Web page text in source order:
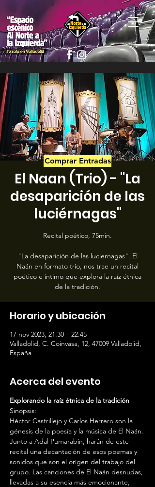
El Naan (Trio) - "La
desaparición de las
luciérnagas"
Recital poético, 75min.
"La desaparición de las luciernagas". El
Naán en formato trio, nos trae un recital
poético e íntimo que explora la raíz étnica
de la tradición.
Horario y ubicación
17 nov 2023, 21:30 – 22:45
Valladolid, C. Coinvasa, 12, 47009 Valladolid,
España
Acerca del evento
Explorando la raíz étnica de la tradición
Sinopsis:
Héctor Castrillejo y Carlos Herrero son la
génesis de la poesía y la música de El Naán.
Junto a Adal Pumarabin, harán de este
recital una decantación de esos poemas y
sonidos que son el orígen del trabajo del
grupo. Las canciones de El Naán desnudas,
llevadas a su esencia más emocionante,
Comprar Entradas